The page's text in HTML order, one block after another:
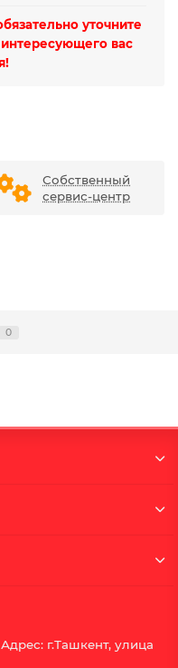
уточните
вас
Собственный
сервис-центр
0
г.Ташкент, улица